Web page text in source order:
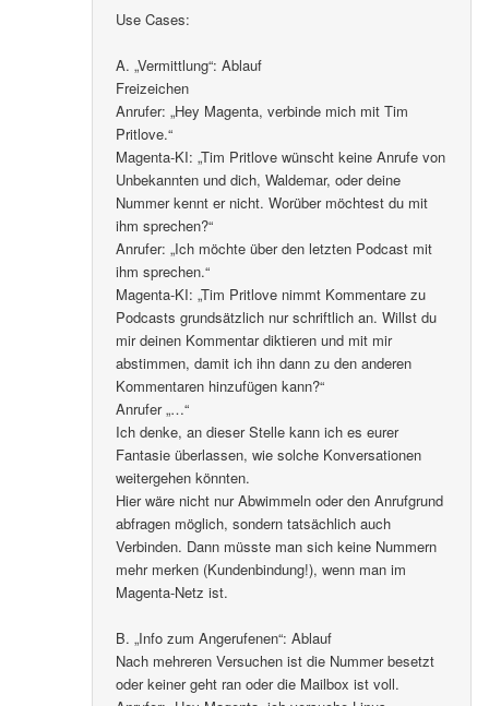
Use Cases:
A. „Vermittlung“: Ablauf
Freizeichen
Anrufer: „Hey Magenta, verbinde mich mit Tim
Pritlove.“
Magenta-KI: „Tim Pritlove wünscht keine Anrufe von
Unbekannten und dich, Waldemar, oder deine
Nummer kennt er nicht. Worüber möchtest du mit
ihm sprechen?“
Anrufer: „Ich möchte über den letzten Podcast mit
ihm sprechen.“
Magenta-KI: „Tim Pritlove nimmt Kommentare zu
Podcasts grundsätzlich nur schriftlich an. Willst du
mir deinen Kommentar diktieren und mit mir
abstimmen, damit ich ihn dann zu den anderen
Kommentaren hinzufügen kann?“
Anrufer „…“
Ich denke, an dieser Stelle kann ich es eurer
Fantasie überlassen, wie solche Konversationen
weitergehen könnten.
Hier wäre nicht nur Abwimmeln oder den Anrufgrund
abfragen möglich, sondern tatsächlich auch
Verbinden. Dann müsste man sich keine Nummern
mehr merken (Kundenbindung!), wenn man im
Magenta-Netz ist.
B. „Info zum Angerufenen“: Ablauf
Nach mehreren Versuchen ist die Nummer besetzt
oder keiner geht ran oder die Mailbox ist voll.